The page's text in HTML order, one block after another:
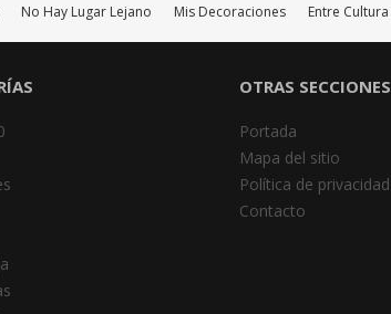
No Hay Lugar Lejano Mis Decoraciones Entre Cultura
OTRAS SECCIONES
Portada
Mapa del sitio
Política de privacidad
Contacto